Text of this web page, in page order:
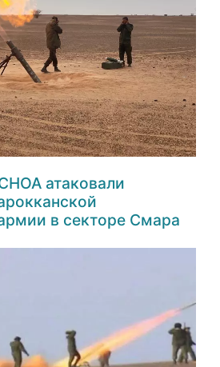
атаковали
в секторе Смара